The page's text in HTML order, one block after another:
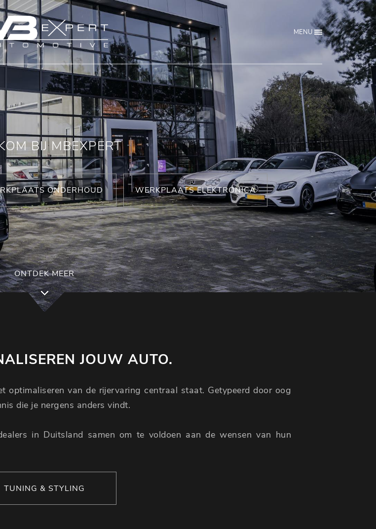
MENU
BIJ MBEXPERT
ONDERHOUD WERKPLAATS ELEKTRONICA
ONTDEK MEER
JOUW AUTO.
optimaliseren van de rijervaring centraal staat. Getypeerd door oog
die je nergens anders vindt.
in Duitsland samen om te voldoen aan de wensen van hun
TUNING & STYLING